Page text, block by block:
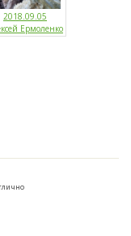
2018.09.05
Ермоленко